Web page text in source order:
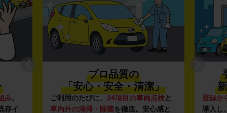
み。
存イ
プロ品質の
「安心・安全・清潔」
ご利用のたびに、 24項目の車両点検と
車内外の清掃・除菌を徹底。安心感と
登録か
導入し